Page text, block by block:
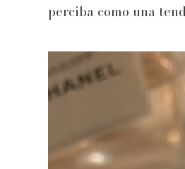
perciba como una